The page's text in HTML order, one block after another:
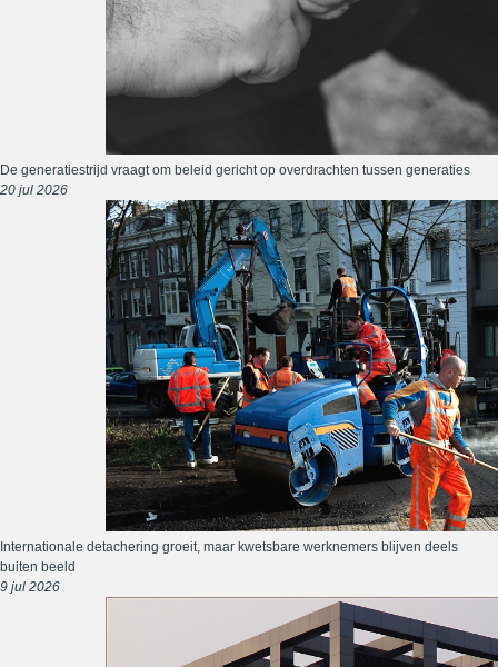
De generatiestrijd vraagt om beleid gericht op overdrachten tussen generaties
20 jul 2026
Internationale detachering groeit, maar kwetsbare werknemers blijven deels
buiten beeld
9 jul 2026